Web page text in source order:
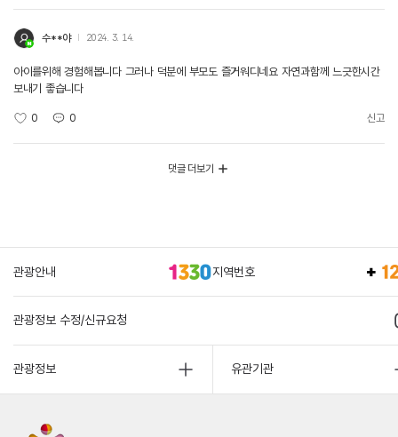
수**야 2024. 3. 14.
아이를위해 경험해봅니다 그러나 덕분에 부모도 즐거워디네요 자연과함께 느긋한시간
보내기 좋습니다
0 0 신고
댓글 더보기
관광안내 지역번호
관광정보 수정/신규요청
관광정보 유관기관